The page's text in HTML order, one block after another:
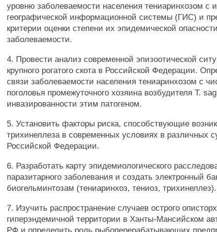
уровню заболеваемости населения тениаринхозом с
географической информационной системы (ГИС) и
критерии оценки степени их эпидемической
заболеваемости.
4. Провести анализ современной эпизоотической
крупного рогатого скота в Российской Федерации.
связи заболеваемости населения тениаринхозом с
поголовья промежуточного хозяина возбудителя Т.
инвазированности этим патогеном.
5. Установить факторы риска, способствующие
трихинеллеза в современных условиях в различных
Российской Федерации.
6. Разработать карту эпидемиологического
паразитарного заболевания и создать электронный
биогельминтозам (тениаринхоз, тениоз, трихинеллез).
7. Изучить распространение случаев острого
гиперэндемичной территории в Ханты-Мансийском
РФ и определить роль рыбоперерабатывающих